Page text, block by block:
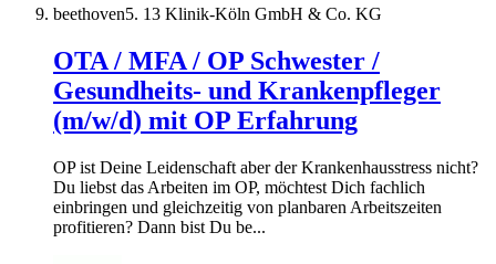
beethoven5. 13 Klinik-Köln GmbH & Co. KG
OTA / MFA / OP Schwester /
Gesundheits- und Krankenpfleger
(m/w/d) mit OP Erfahrung
OP ist Deine Leidenschaft aber der Krankenhausstress nicht?
Du liebst das Arbeiten im OP, möchtest Dich fachlich
einbringen und gleichzeitig von planbaren Arbeitszeiten
profitieren? Dann bist Du be...